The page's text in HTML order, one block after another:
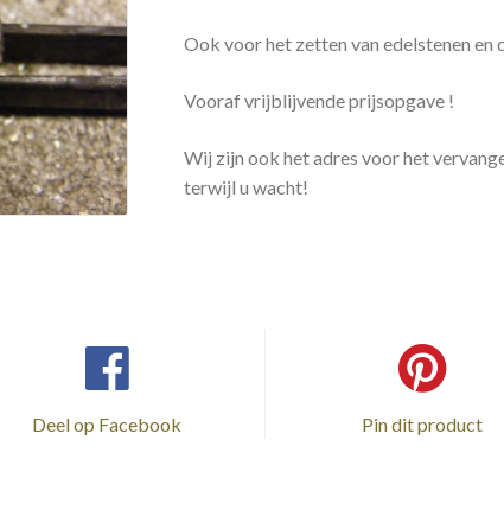
Ook voor het zetten van edelstenen en
Vooraf vrijblijvende prijsopgave !
Wij zijn ook het adres voor het
terwijl u wacht!
Deel op Facebook Pin dit product